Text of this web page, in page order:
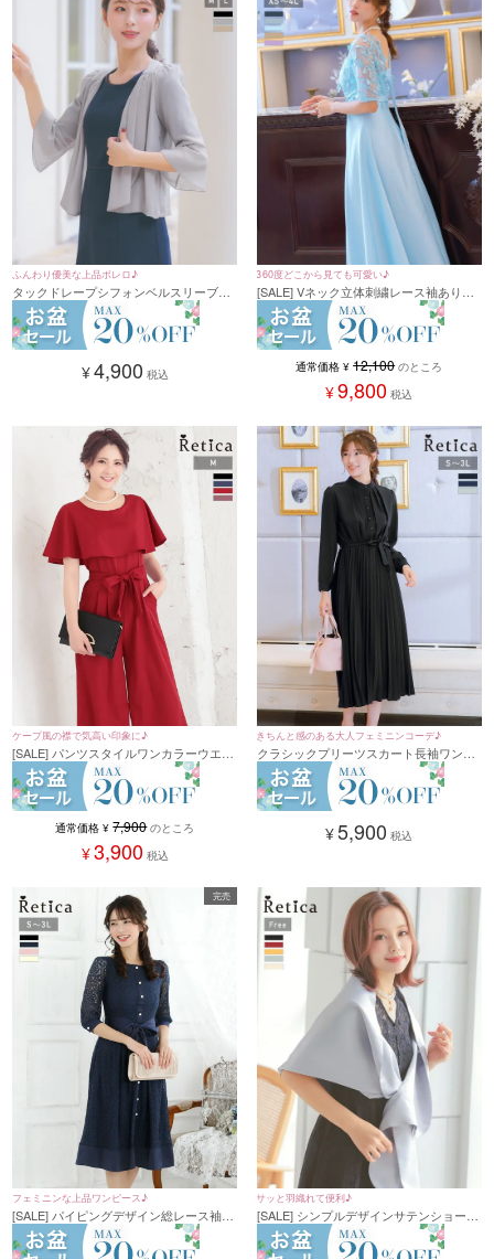
ふんわり優美な上品ボレロ♪
タックドレープシフォンベルスリーブ七
分袖ボレロ (Mサイズ/Lサイズ)
¥4,900 税込
360度どこから見ても可愛い♪
[SALE] Vネック立体刺繍レース袖ありロ
ング丈パーティードレス (XSサイズ～4L
サイズ)
通常価格 ¥ 12,100 のところ
¥9,800 税込
ケープ風の襟で気高い印象に♪
[SALE] パンツスタイルワンカラーウエス
トリボンプチプラパーティードレス (Mサ
イズ)
通常価格 ¥ 7,900 のところ
¥3,900 税込
きちんと感のある大人フェミニンコーデ♪
クラシックプリーツスカート長袖ワンピ
ースパーティードレス (Sサイズ～3Lサイ
ズ)
¥5,900 税込
フェミニンな上品ワンピース♪
[SALE] パイピングデザイン総レース袖あ
りウエストリボンパーティードレス (Sサ
イズ～3Lサイズ)
完売
サッと羽織れて便利♪
[SALE] シンプルデザインサテンショール
(フリーサイズ)